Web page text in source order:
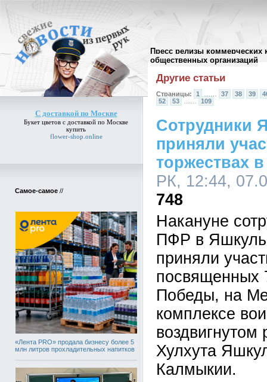
Пресс релизы коммерческих
общественных организаций
С доставкой по Москве
Букет цветов с доставкой по Москве
купить
flower-shop.online
Самое-самое //
«Лента PRO» продала бизнесу более 5
млн литров прохладительных напитков
Архив пресс-релизов//
Другие статьи
Страницы: 1 37 38 39
52
53 …… 109
Сотрудники
приняли
торжествах
РК, 12:44,
748
Накануне
ПФР в
приняли
посвященных
Победы, на
комплексе
Хулхута
Калмыкии.